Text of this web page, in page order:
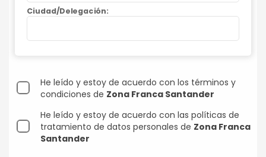
Ciudad/Delegación:
He leído y estoy de acuerdo con los términos y
condiciones de Zona Franca Santander
He leído y estoy de acuerdo con las políticas de
tratamiento de datos personales de Zona Franca
Santander